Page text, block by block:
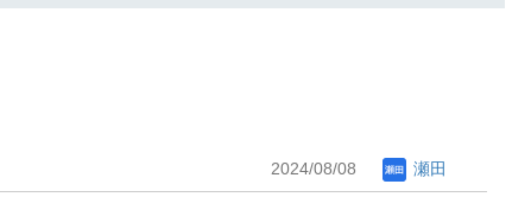
2024/08/08 瀬田